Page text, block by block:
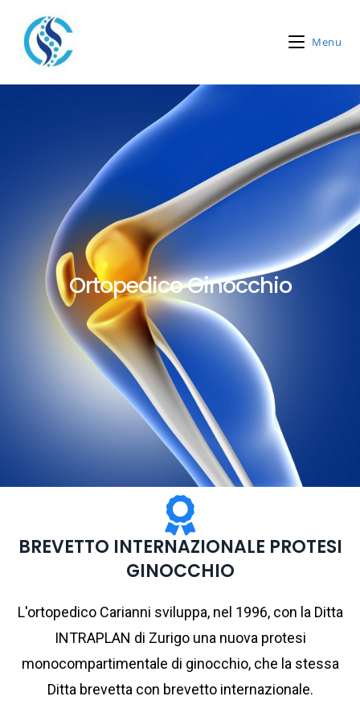
Menu
Ortopedico Ginocchio
BREVETTO INTERNAZIONALE PROTESI
GINOCCHIO
L'ortopedico Carianni sviluppa, nel 1996, con la Ditta
INTRAPLAN di Zurigo una nuova protesi
monocompartimentale di ginocchio, che la stessa
Ditta brevetta con brevetto internazionale.